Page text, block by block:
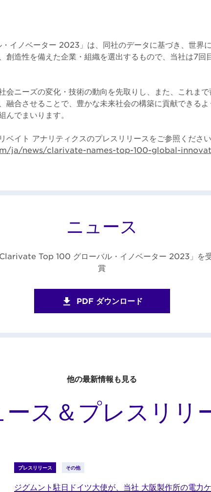
イノベーター 2023」は、同社のデータに基づき、世界
創造性を備えた企業・組織を選出するもので、当社は7回
会ニーズの変化・技術の動向を先取りし、また、これま
融合させることで、豊かな未来社会の構築に貢献できる
んでまいります。
ベイト アナリティクスのプレスリリースをご参照ください
ja/news/clarivate-names-top-100-global-
ニュース
Clarivate Top 100 グローバル・イノベーター 2023」を
賞
PDF ダウンロード
他の最新情報も見る
ース＆プレスリリ
プレスリリース その他
ジグムント駐日ドイツ大使が、当社 大阪製作所の電力